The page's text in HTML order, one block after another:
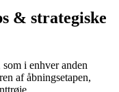
& strategiske
i enhver anden
af åbningsetapen,